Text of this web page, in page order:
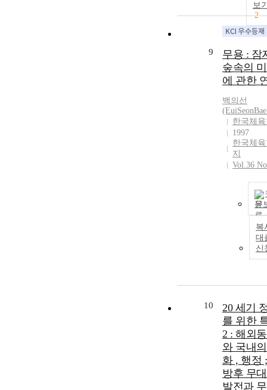
보
2
9
무용 : 잠
숲속의
에 관한
백의선
한국체
1997
한국체
지
Vol.36
문
복
대
신
10
20 세기
를 위한
2 : 해외
와 국내
화 , 행정
방후 무
발전과